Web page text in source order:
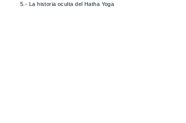
5.- La historia oculta del Hatha Yoga